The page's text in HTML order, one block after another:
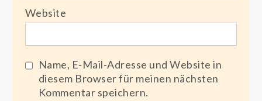
Website
Name, E-Mail-Adresse und Website in
diesem Browser für meinen nächsten
Kommentar speichern.